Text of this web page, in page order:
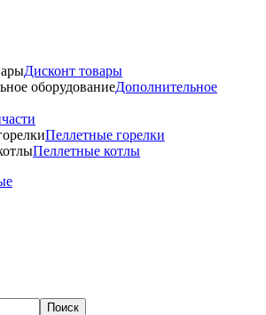
Дисконт товары
Дополнительное
Пеллетные горелки
Пеллетные котлы